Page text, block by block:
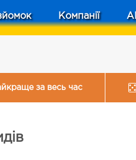
Компанії
за весь час